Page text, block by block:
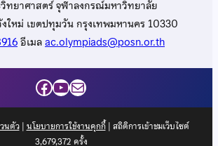
ทยาศาสตร์ จุฬาลงกรณ์มหาวิทยาลัย
ใหม่ เขตปทุมวัน กรุงเทพมหานคร 10330
อีเมลac.olympiads@posn.or.th
Facebook
YouTube
Mail
นตัว| นโยบายการใช้งานคุกกี้| สถิติการเข้าชมเว็บไซต์
3,679,372 ครั้ง